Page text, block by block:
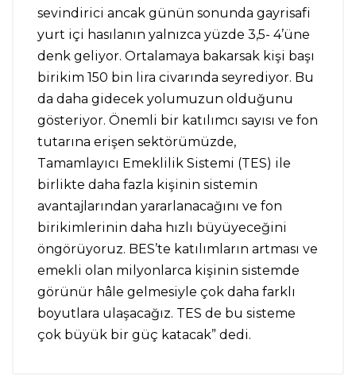
sevindirici ancak günün sonunda gayrisafi
yurt içi hasılanın yalnızca yüzde 3,5- 4’üne
denk geliyor. Ortalamaya bakarsak kişi başı
birikim 150 bin lira civarında seyrediyor. Bu
da daha gidecek yolumuzun olduğunu
gösteriyor. Önemli bir katılımcı sayısı ve fon
tutarına erişen sektörümüzde,
Tamamlayıcı Emeklilik Sistemi (TES) ile
birlikte daha fazla kişinin sistemin
avantajlarından yararlanacağını ve fon
birikimlerinin daha hızlı büyüyeceğini
öngörüyoruz. BES’te katılımların artması ve
emekli olan milyonlarca kişinin sistemde
görünür hâle gelmesiyle çok daha farklı
boyutlara ulaşacağız. TES de bu sisteme
çok büyük bir güç katacak” dedi.